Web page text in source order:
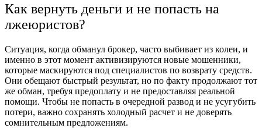
Как вернуть деньги и не попасть на
лжеюристов?
Ситуация, когда обманул брокер, часто выбивает из колеи, и
именно в этот момент активизируются новые мошенники,
которые маскируются под специалистов по возврату средств.
Они обещают быстрый результат, но по факту продолжают тот
же обман, требуя предоплату и не предоставляя реальной
помощи. Чтобы не попасть в очередной развод и не усугубить
потери, важно сохранять холодный расчет и не доверять
сомнительным предложениям.